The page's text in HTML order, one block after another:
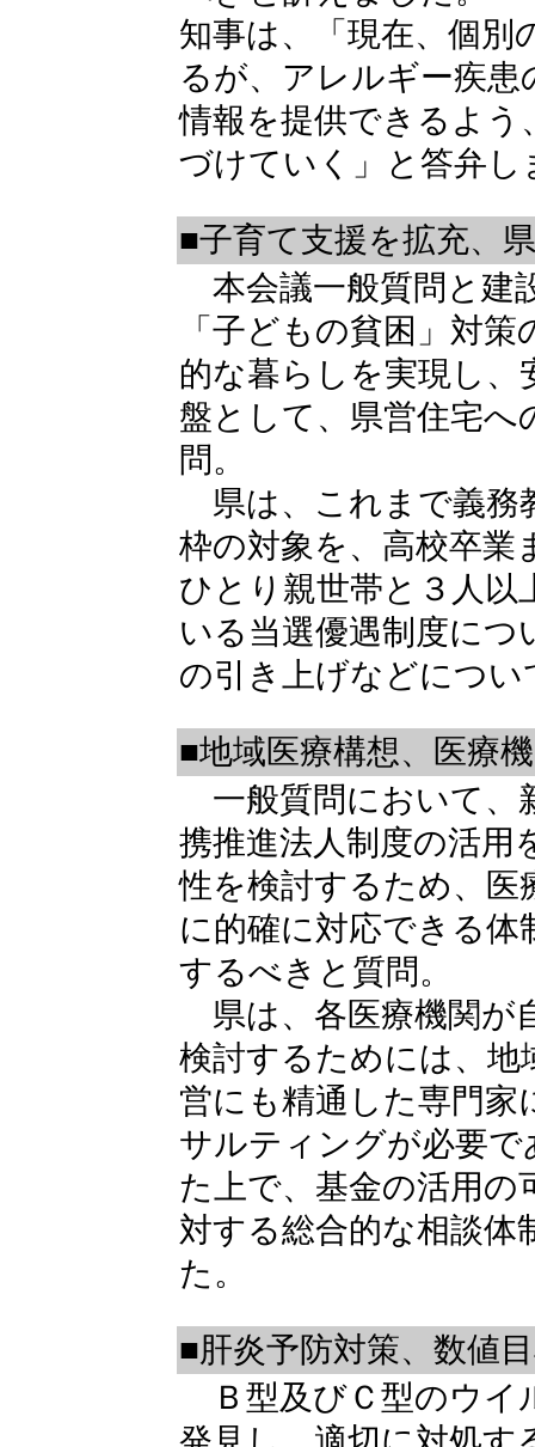
知事は、「現在、個別
るが、アレルギー疾
情報を提供できるよう
づけていく」と答弁し
■子育て支援を拡充、
本会議一般質問と建
「子どもの貧困」対
的な暮らしを実現し
盤として、県営住宅へ
問。
県は、これまで義務
枠の対象を、高校卒業
ひとり親世帯と３人
いる当選優遇制度につ
の引き上げなどにつ
■地域医療構想、医療
一般質問において、
携推進法人制度の活用
性を検討するため、医
に的確に対応できる
するべきと質問。
県は、各医療機関が
検討するためには、地
営にも精通した専門
サルティングが必要
た上で、基金の活用の
対する総合的な相談体
た。
■肝炎予防対策、数値
Ｂ型及びＣ型のウイ